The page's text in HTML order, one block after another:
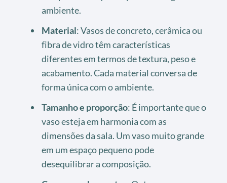
ambiente.
Material: Vasos de concreto, cerâmica ou
fibra de vidro têm características
diferentes em termos de textura, peso e
acabamento. Cada material conversa de
forma única com o ambiente.
Tamanho e proporção: É importante que o
vaso esteja em harmonia com as
dimensões da sala. Um vaso muito grande
em um espaço pequeno pode
desequilibrar a composição.